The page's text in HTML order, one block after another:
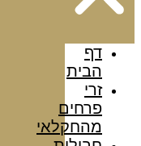
דף
הבית
זרי
פרחים
מהחקלאי